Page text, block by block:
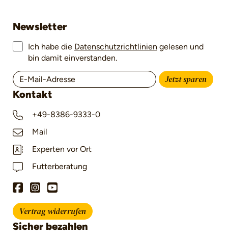
Newsletter
Ich habe die Datenschutzrichtlinien gelesen und
bin damit einverstanden.
Jetzt sparen
Kontakt
+49-8386-9333-0
Mail
Experten vor Ort
Futterberatung
Vertrag widerrufen
Sicher bezahlen